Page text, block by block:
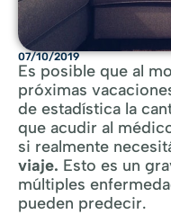
07/10/2019
Es posible que al
próximas
de estadística la
que acudir al
si realmente
viaje. Esto es un
múltiples
pueden predecir.